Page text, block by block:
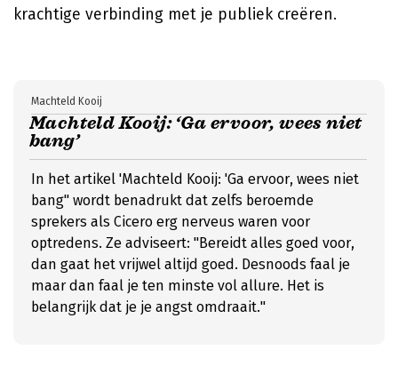
krachtige verbinding met je publiek creëren.
Machteld Kooij: ‘Ga ervoor, wees niet
bang’
Machteld Kooij
In het artikel 'Machteld Kooij: 'Ga ervoor, wees niet
bang'' wordt benadrukt dat zelfs beroemde
sprekers als Cicero erg nerveus waren voor
optredens. Ze adviseert: "Bereidt alles goed voor,
dan gaat het vrijwel altijd goed. Desnoods faal je
maar dan faal je ten minste vol allure. Het is
belangrijk dat je je angst omdraait."